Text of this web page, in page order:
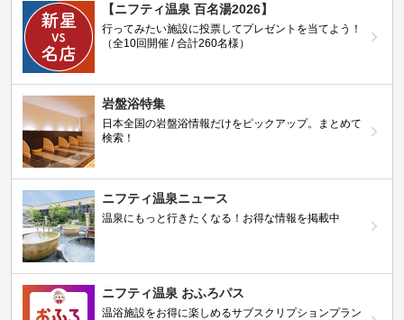
【ニフティ温泉 百名湯2026】
行ってみたい施設に投票してプレゼントを当てよう！
（全10回開催 / 合計260名様）
岩盤浴特集
日本全国の岩盤浴情報だけをピックアップ。まとめて
検索！
ニフティ温泉ニュース
温泉にもっと行きたくなる！お得な情報を掲載中
ニフティ温泉 おふろパス
温浴施設をお得に楽しめるサブスクリプションプラン